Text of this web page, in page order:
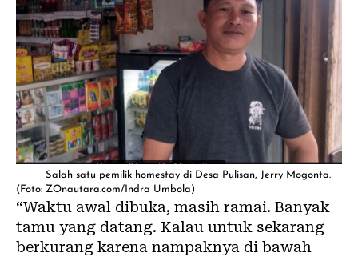
Salah satu pemilik homestay di Desa Pulisan, Jerry Mogonta.
(Foto: ZOnautara.com/Indra Umbola)
“Waktu awal dibuka, masih ramai. Banyak
tamu yang datang. Kalau untuk sekarang
berkurang karena nampaknya di bawah